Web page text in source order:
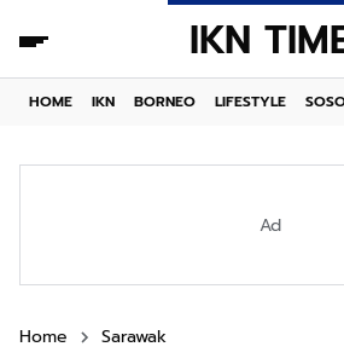
IKN
HOME IKN BORNEO LIFESTYLE
Ad
Home Sarawak